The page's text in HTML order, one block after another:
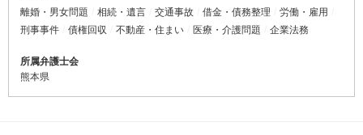
離婚・男女問題
相続・遺言 交通事故 借金・債務整理
労働・雇用
刑事事件
債権回収 不動産・住まい 医療・介護問題 企業法務
所属弁護士会
熊本県